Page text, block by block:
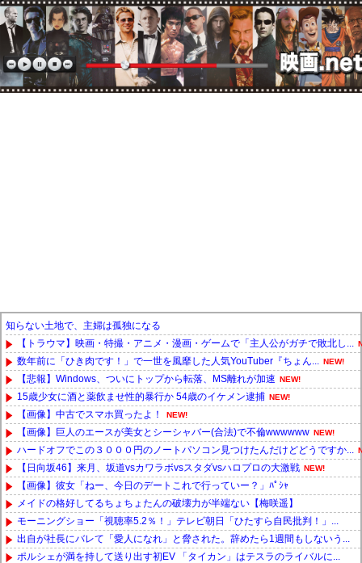
知らない土地で、主婦は孤独になる
【トラウマ】映画・特撮・アニメ・漫画・ゲームで「主人公がガチで敗北し...
数年前に「ひき肉です！」で一世を風靡した人気YouTuber『ちょん... NEW!
【悲報】Windows、ついにトップから転落、MS離れが加速 NEW!
15歳少女に酒と薬飲ませ性的暴行か 54歳のイケメン逮捕 NEW!
【画像】中古でスマホ買ったよ！ NEW!
【画像】巨人のエースが美女とシーシャバー(合法)で不倫wwwwww NEW!
ハードオフでこの３０００円のノートパソコン見つけたんだけどどうですか...
【日向坂46】来月、坂道vsカワラボvsスタダvsハロプロの大激戦 NEW!
【画像】彼女「ねー、今日のデートこれで行っていー？」ﾊﾟｼｬ
メイドの格好してるちょちょたんの破壊力が半端ない【梅咲遥】
モーニングショー「視聴率5.2％！」テレビ朝日「ひたすら自民批判！」...
出自が社長にバレて「愛人になれ」と脅された。辞めたら1週間もしないう...
ポルシェが満を持して送り出す初EV 「タイカン」はテスラのライバルに...